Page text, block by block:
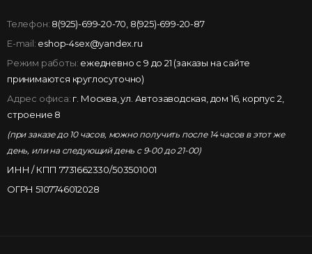
Телефон: 8(925)-699-20-70 8(925)-699-20-87
E-mail: eshop-4sex@yandex.ru
Режим работы: ежедневно с 9 до 21 (заказы на сайте
принимаются круглосуточно)
Адрес офиса: г. Москва, ул. Автозаводская, дом 16, корпус 2,
строение 8
(при заказе до 10 часов, можно получить после 14 часов в этот же
день, или на следующий день с 9-00 до 21-00)
ИНН / КПП 7731662330/503501001
ОГРН 5107746012028